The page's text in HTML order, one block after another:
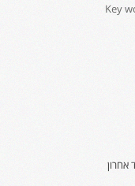
Key
אחרון